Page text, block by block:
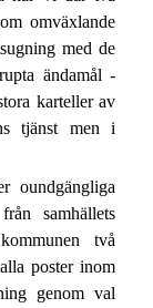
omväxlande
med de
ändamål -
karteller av
tjänst men i
oundgängliga
samhällets
två
poster inom
genom val